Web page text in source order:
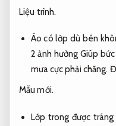
Liệu trình.
Áo có lớp dù bên
2 ảnh hưởng Giúp
mưa cực phải chăng.
Mẫu mới.
Lớp trong được